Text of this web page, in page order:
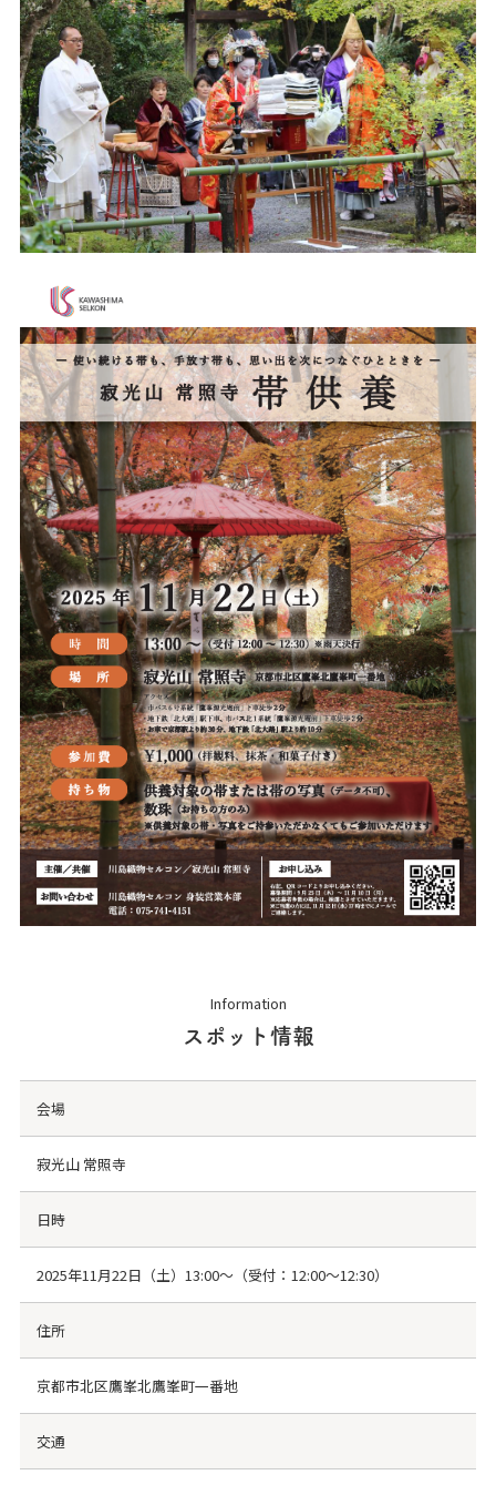
Information
スポット情報
会場
寂光山 常照寺
日時
2025年11月22日（土）13:00～（受付：12:00～12:30）
住所
京都市北区鷹峯北鷹峯町一番地
交通